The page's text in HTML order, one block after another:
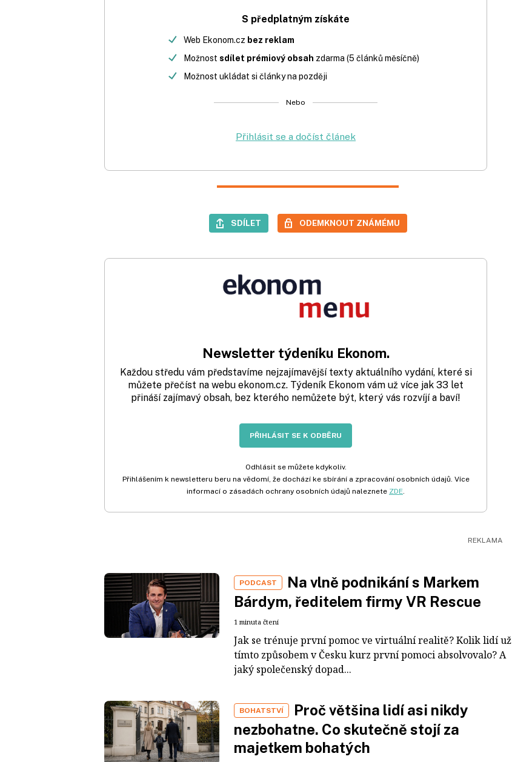
S předplatným získáte
Web Ekonom.cz bez reklam
Možnost sdílet prémiový obsah zdarma (5 článků měsíčně)
Možnost ukládat si články na později
Nebo
Přihlásit se a dočíst článek
SDÍLET ODEMKNOUT ZNÁMÉMU
Newsletter týdeníku Ekonom.
Každou středu vám představíme nejzajímavější texty aktuálního vydání, které si
můžete přečíst na webu ekonom.cz. Týdeník Ekonom vám už více jak 33 let
přináší zajímavý obsah, bez kterého nemůžete být, který vás rozvíjí a baví!
PŘIHLÁSIT SE K ODBĚRU
Odhlásit se můžete kdykoliv.
Přihlášením k newsletteru beru na vědomí, že dochází ke sbírání a zpracování osobních údajů. Více
informací o zásadách ochrany osobních údajů naleznete ZDE
PODCAST
Na vlně podnikání s Markem
Bárdym, ředitelem firmy VR Rescue
1 minuta čtení
Jak se trénuje první pomoc ve virtuální realitě? Kolik lidí už
tímto způsobem v Česku kurz první pomoci absolvovalo? A
jaký společenský dopad...
BOHATSTVÍ
Proč většina lidí asi nikdy
nezbohatne. Co skutečně stojí za
majetkem bohatých